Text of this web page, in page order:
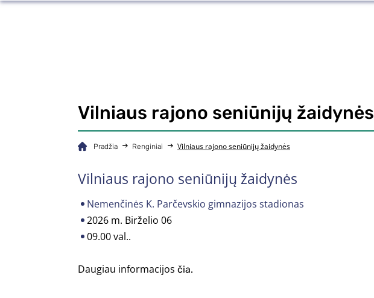
Vilniaus rajono seniūnijų žaidynės
Pradžia Renginiai Vilniaus rajono seniūnijų žaidynės
Vilniaus rajono seniūnijų žaidynės
Nemenčinės K. Parčevskio gimnazijos stadionas
2026 m. Birželio 06
09.00 val..
Daugiau informacijos čia.